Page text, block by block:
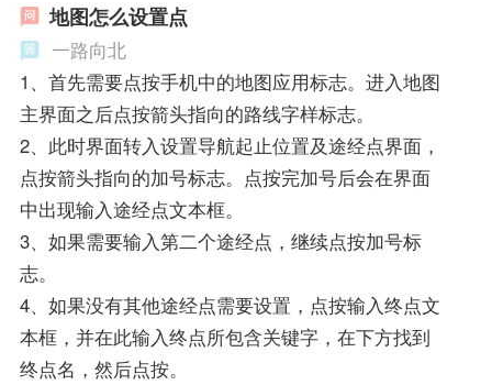
地图怎么设置点
一路向北
1、首先需要点按手机中的地图应用标志。进入地图
主界面之后点按箭头指向的路线字样标志。
2、此时界面转入设置导航起止位置及途经点界面，
点按箭头指向的加号标志。点按完加号后会在界面
中出现输入途经点文本框。
3、如果需要输入第二个途经点，继续点按加号标
志。
4、如果没有其他途经点需要设置，点按输入终点文
本框，并在此输入终点所包含关键字，在下方找到
终点名，然后点按。